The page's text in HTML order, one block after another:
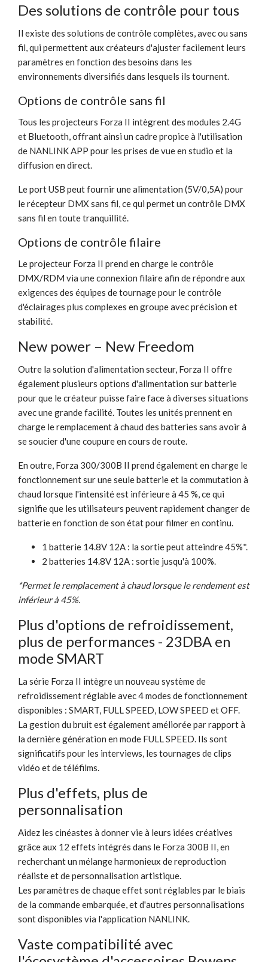
Des solutions de contrôle pour tous
Il existe des solutions de contrôle complètes, avec ou sans
fil, qui permettent aux créateurs d'ajuster facilement leurs
paramètres en fonction des besoins dans les
environnements diversifiés dans lesquels ils tournent.
Options de contrôle sans fil
Tous les projecteurs Forza II intègrent des modules 2.4G
et Bluetooth, offrant ainsi un cadre propice à l'utilisation
de NANLINK APP pour les prises de vue en studio et la
diffusion en direct.
Le port USB peut fournir une alimentation (5V/0,5A) pour
le récepteur DMX sans fil, ce qui permet un contrôle DMX
sans fil en toute tranquillité.
Options de contrôle filaire
Le projecteur Forza II prend en charge le contrôle
DMX/RDM via une connexion filaire afin de répondre aux
exigences des équipes de tournage pour le contrôle
d'éclairages plus complexes en groupe avec précision et
stabilité.
New power – New Freedom
Outre la solution d'alimentation secteur, Forza II offre
également plusieurs options d'alimentation sur batterie
pour que le créateur puisse faire face à diverses situations
avec une grande facilité. Toutes les unités prennent en
charge le remplacement à chaud des batteries sans avoir à
se soucier d'une coupure en cours de route.
En outre, Forza 300/300B II prend également en charge le
fonctionnement sur une seule batterie et la commutation à
chaud lorsque l'intensité est inférieure à 45 %, ce qui
signifie que les utilisateurs peuvent rapidement changer de
batterie en fonction de son état pour filmer en continu.
1 batterie 14.8V 12A : la sortie peut atteindre 45%*.
2 batteries 14.8V 12A : sortie jusqu'à 100%.
*Permet le remplacement à chaud lorsque le rendement est
inférieur à 45%.
Plus d'options de refroidissement,
plus de performances - 23DBA en
mode SMART
La série Forza II intègre un nouveau système de
refroidissement réglable avec 4 modes de fonctionnement
disponibles : SMART, FULL SPEED, LOW SPEED et OFF.
La gestion du bruit est également améliorée par rapport à
la dernière génération en mode FULL SPEED. Ils sont
significatifs pour les interviews, les tournages de clips
vidéo et de téléfilms.
Plus d'effets, plus de
personnalisation
Aidez les cinéastes à donner vie à leurs idées créatives
grâce aux 12 effets intégrés dans le Forza 300B II, en
recherchant un mélange harmonieux de reproduction
réaliste et de personnalisation artistique.
Les paramètres de chaque effet sont réglables par le biais
de la commande embarquée, et d'autres personnalisations
sont disponibles via l'application NANLINK.
Vaste compatibilité avec